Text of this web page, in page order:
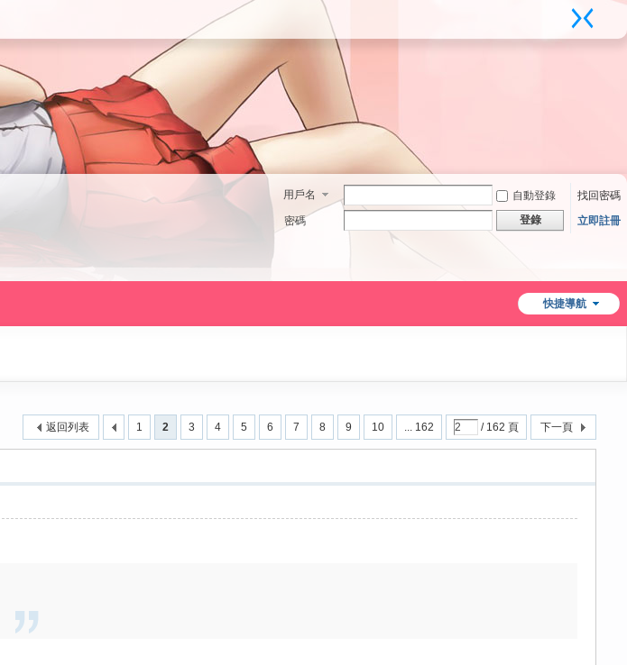
用戶名 自動登錄
找回密碼
密碼
登錄 立即註冊
快捷導航
1 2 3 4 5 6 7 8 9 10 ... 162 / 162 頁 下一頁
返回列表